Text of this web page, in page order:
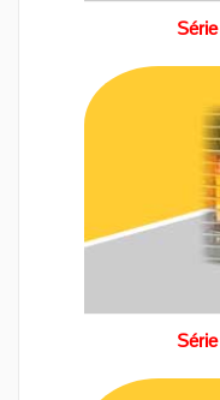
Série
Série